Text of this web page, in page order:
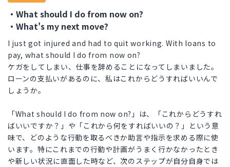
・What should I do from now on?
・What's my next move?
I just got injured and had to quit working. With loans to
pay, what should I do from now on?
ケガをしてしまい、仕事を辞めることになってしまいました。
ローンの支払いがあるのに、私はこれからどうすればいいんで
しょうか。
「What should I do from now on?」は、「これからどうすれ
ばいいですか？」や「これから何をすればいいの？」という意
味で、どのような行動を取るべきか助言や指示を求める際に使
います。特にこれまでの行動や計画がうまく行かなかったとき
や新しい状況に直面した時など、次のステップが自分自身では